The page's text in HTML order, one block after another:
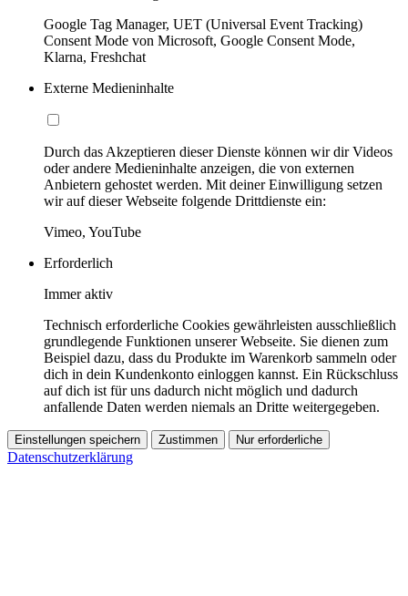
Google Tag Manager, UET (Universal Event Tracking)
Consent Mode von Microsoft, Google Consent Mode,
Klarna, Freshchat
Externe Medieninhalte
Durch das Akzeptieren dieser Dienste können wir dir Videos
oder andere Medieninhalte anzeigen, die von externen
Anbietern gehostet werden. Mit deiner Einwilligung setzen
wir auf dieser Webseite folgende Drittdienste ein:
Vimeo, YouTube
Erforderlich
Immer aktiv
Technisch erforderliche Cookies gewährleisten ausschließlich
grundlegende Funktionen unserer Webseite. Sie dienen zum
Beispiel dazu, dass du Produkte im Warenkorb sammeln oder
dich in dein Kundenkonto einloggen kannst. Ein Rückschluss
auf dich ist für uns dadurch nicht möglich und dadurch
anfallende Daten werden niemals an Dritte weitergegeben.
Einstellungen speichern Zustimmen Nur erforderliche
Datenschutzerklärung